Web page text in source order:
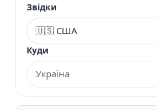
Звідки
Куди